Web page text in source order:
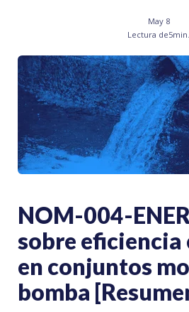
May 8
Lectura de5min.
NOM-004-
sobre eficiencia
en conjuntos
bomba